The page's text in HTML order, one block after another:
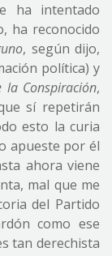
ha intentado
ha reconocido
, según dijo,
política) y
la Conspiración,
sí repetirán
esto la curia
apueste por él
ahora viene
mal que me
del Partido
como ese
tan derechista